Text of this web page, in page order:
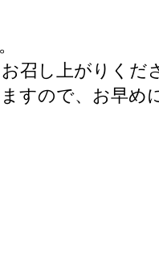
召し上がりくだ
すので、お早め